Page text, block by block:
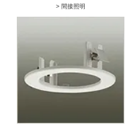
> 間接照明